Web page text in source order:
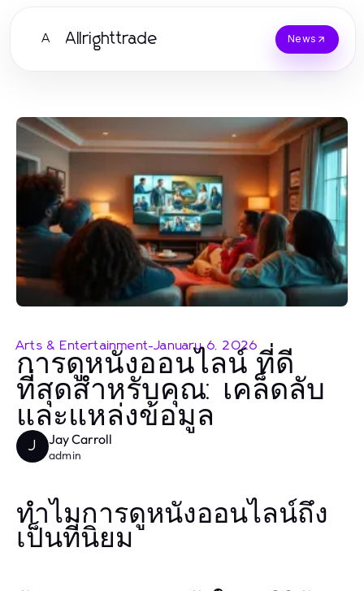
A Allrighttrade News
Arts & Entertainment-January 6, 2026
การดูหนังออนไลน์ ที่ดี
ที่สุดสำหรับคุณ: เคล็ดลับ
และแหล่งข้อมูล
J Jay Carroll
admin
ทำไมการดูหนังออนไลน์ถึง
เป็นที่นิยม